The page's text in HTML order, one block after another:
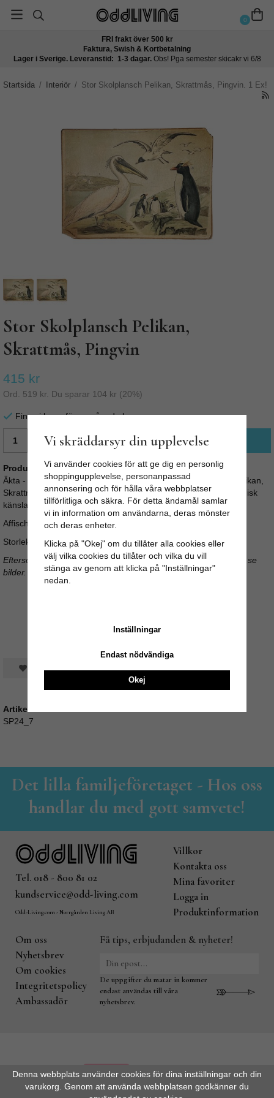
0
FRI frakt över 500 kr
Faktura, Swish & Kortbetalning
Lager i Sverige. Leveranstid: 1-3 dagar. Obs! Pga semester skicakr vi 6/8
Startsida / Interiör / Stor Skolplansch Pelikan, Skrattmås, Pingvin. 1 Ex!
Stor Skolplansch Pelikan,
Skrattmås, Pingvin
415 kr
Ord. 519 kr . Du sparar 104 kr (20%)
Finns i lager för omgående leverans
LÄGG I VARUKORG
Produktbeskrivning:
Äkta - väldigt stor - gammaldags skolplansch med motiv av Pelikan,
Skrattmås och Pingvin. Gammal skolaffisch som ger en nostalgisk
känsla i kök, vardagsrum eller barnrum.
Affisch på Kartong med snöre för upphängning.
Storlek: Bredd: 107 cm x Höjd: 81 cm
Eftersom det är vintage kan visst brukslitage och patina finnas, se
bilder.
Spara som favorit
Artikelnummer:
SP24_7
Det lilla familjeföretaget - Hos oss
handlar du med gott samvete!
Tel. 018 - 800 81 02
kundservice@odd-living.com
Odd-Living.com - Norrgården Living AB
Villkor
Kontakta oss
Mina favoriter
Logga in
Produktinformation
Om oss
Nyhetsbrev
Om cookies
Integritetspolicy
Ambassadör
Få tips, erbjudanden & nyheter!
De uppgifter du matar in kommer
endast användas till våra
nyhetsbrev.
Denna webbplats använder cookies för dina inställningar och din
varukorg. Genom att använda webbplatsen godkänner du
Vi skräddarsyr din upplevelse
Vi använder cookies för att ge dig en personlig
shoppingupplevelse, personanpassad
annonsering och för hålla våra webbplatser
tillförlitliga och säkra. För detta ändamål samlar
vi in information om användarna, deras mönster
och deras enheter.
Klicka på "Okej" om du tillåter alla cookies eller
välj vilka cookies du tillåter och vilka du vill
stänga av genom att klicka på "Inställningar"
nedan.
Inställningar
Endast nödvändiga
Okej